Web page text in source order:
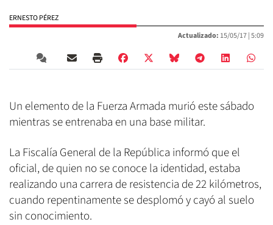
ERNESTO PÉREZ
Actualizado: 15/05/17 |5:09
Un elemento de la Fuerza Armada murió este sábado
mientras se entrenaba en una base militar.
La Fiscalía General de la República informó que el
oficial, de quien no se conoce la identidad, estaba
realizando una carrera de resistencia de 22 kilómetros,
cuando repentinamente se desplomó y cayó al suelo
sin conocimiento.